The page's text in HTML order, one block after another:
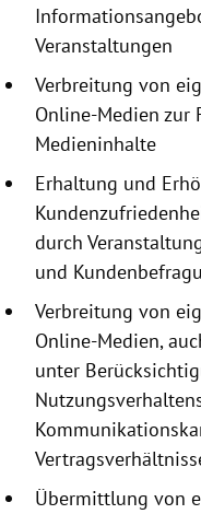
Veranstaltungen
Verbreitung von
Online-Medien zur
Medieninhalte
Erhaltung und
durch
und
Verbreitung von
Online-Medien,
unter
Übermittlung von